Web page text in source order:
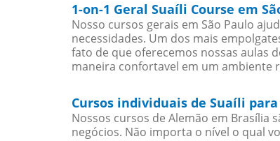
1-on-1 Geral Suaíli Course em
Nosso cursos gerais em São Paulo
necessidades. Um dos mais
fato de que oferecemos nossas aulas
maneira confortavel em um ambiente
Cursos individuais de Suaíli
Nossos cursos de Alemão em
negócios. Não importa o nível o qual